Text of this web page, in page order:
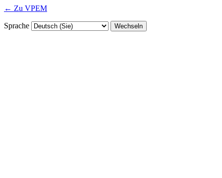
← Zu VPEM
Sprache